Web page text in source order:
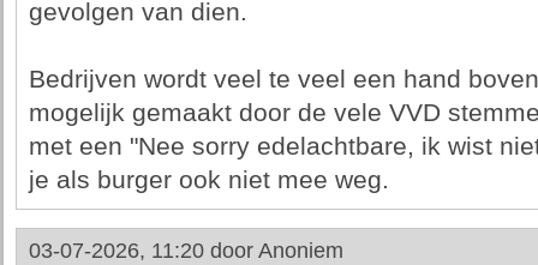
gevolgen van dien.
Bedrijven wordt veel te veel een hand
mogelijk gemaakt door de vele VVD
met een "Nee sorry edelachtbare, ik wist
je als burger ook niet mee weg.
03-07-2026, 11:20 door Anoniem